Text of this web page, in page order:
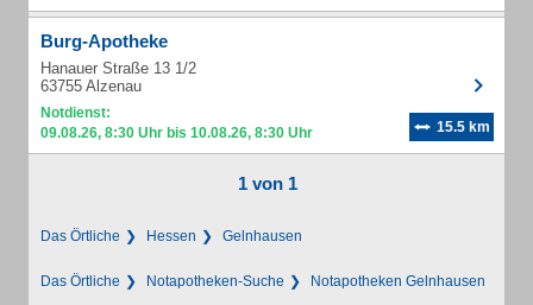
Burg-Apotheke
Hanauer Straße 13 1/2
63755 Alzenau
Notdienst:
09.08.26, 8:30 Uhr bis 10.08.26, 8:30 Uhr
15.5 km
1 von 1
Das Örtliche Hessen Gelnhausen
Das Örtliche Notapotheken-Suche Notapotheken Gelnhausen